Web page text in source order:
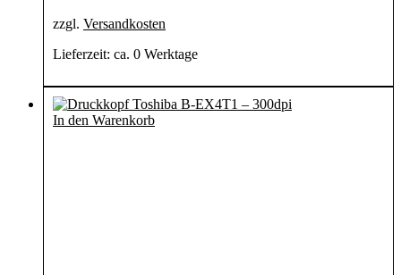
zzgl. Versandkosten
Lieferzeit: ca. 0 Werktage
In den Warenkorb